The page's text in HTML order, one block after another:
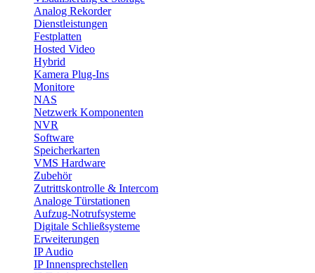
Analog Rekorder
Dienstleistungen
Festplatten
Hosted Video
Hybrid
Kamera Plug-Ins
Monitore
NAS
Netzwerk Komponenten
NVR
Software
Speicherkarten
VMS Hardware
Zubehör
Zutrittskontrolle & Intercom
Analoge Türstationen
Aufzug-Notrufsysteme
Digitale Schließsysteme
Erweiterungen
IP Audio
IP Innensprechstellen